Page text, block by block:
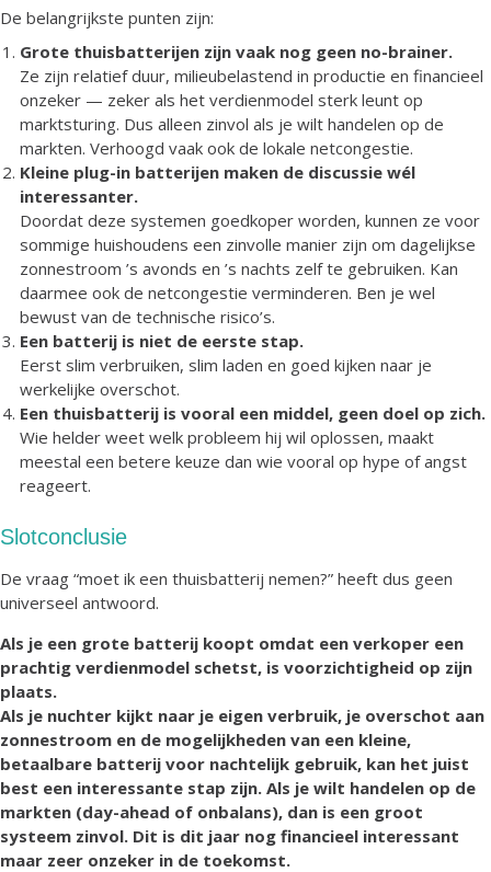
De belangrijkste punten zijn:
Grote thuisbatterijen zijn vaak nog geen no-brainer.
Ze zijn relatief duur, milieubelastend in productie en financieel
onzeker — zeker als het verdienmodel sterk leunt op
marktsturing. Dus alleen zinvol als je wilt handelen op de
markten. Verhoogd vaak ook de lokale netcongestie.
Kleine plug-in batterijen maken de discussie wél
interessanter.
Doordat deze systemen goedkoper worden, kunnen ze voor
sommige huishoudens een zinvolle manier zijn om dagelijkse
zonnestroom ’s avonds en ’s nachts zelf te gebruiken. Kan
daarmee ook de netcongestie verminderen. Ben je wel
bewust van de technische risico’s.
Een batterij is niet de eerste stap.
Eerst slim verbruiken, slim laden en goed kijken naar je
werkelijke overschot.
Een thuisbatterij is vooral een middel, geen doel op zich.
Wie helder weet welk probleem hij wil oplossen, maakt
meestal een betere keuze dan wie vooral op hype of angst
reageert.
Slotconclusie
De vraag “moet ik een thuisbatterij nemen?” heeft dus geen
universeel antwoord.
Als je een grote batterij koopt omdat een verkoper een
prachtig verdienmodel schetst, is voorzichtigheid op zijn
plaats.
Als je nuchter kijkt naar je eigen verbruik, je overschot aan
zonnestroom en de mogelijkheden van een kleine,
betaalbare batterij voor nachtelijk gebruik, kan het juist
best een interessante stap zijn. Als je wilt handelen op de
markten (day-ahead of onbalans), dan is een groot
systeem zinvol. Dit is dit jaar nog financieel interessant
maar zeer onzeker in de toekomst.